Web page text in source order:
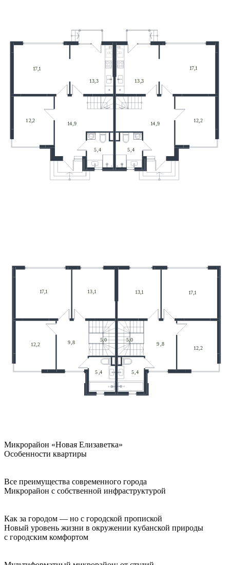
Микрорайон «Новая Елизаветка»
Особенности квартиры
Все преимущества современного города
Микрорайон с собственной инфраструктурой
Как за городом — но с городской пропиской
Новый уровень жизни в окружении кубанской природы
с городским комфортом